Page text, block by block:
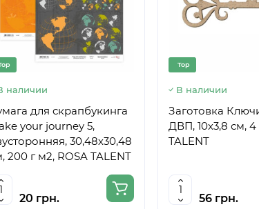
наличии
для скрапбукинга
your journey 5,
30,48х30,48
200 г м2, ROSA TALENT
20 грн.
Top
В наличии
Заготовка
ДВП, 10х3,8 см, 4
TALENT
56 грн.